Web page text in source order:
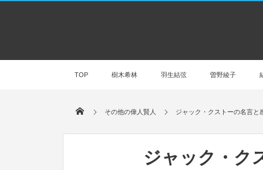
TOP 樹木希林 羽生結弦 曽野綾子
その他の偉人賢人 ジャック・クストーの名言と
ジャック・ク